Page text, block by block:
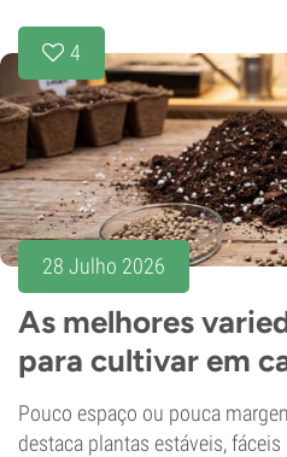
4
28 Julho 2026
As melhores
para cultivar em
Pouco espaço ou pouca
destaca plantas estáveis,